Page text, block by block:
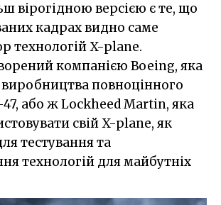
вірогідною версією є те, що
кадрах видно саме
технологій X-plane.
компанією Boeing, яка
виробництва повноцінного
або ж Lockheed Martin, яка
свій X-plane, як
тестування та
технологій для майбутніх